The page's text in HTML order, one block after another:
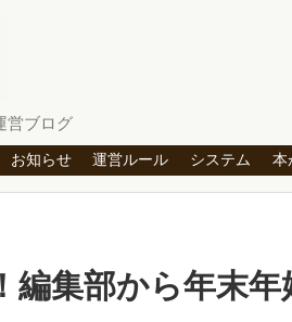
営ブログ
お知らせ 運営ルール システム 本
編集部から年末年